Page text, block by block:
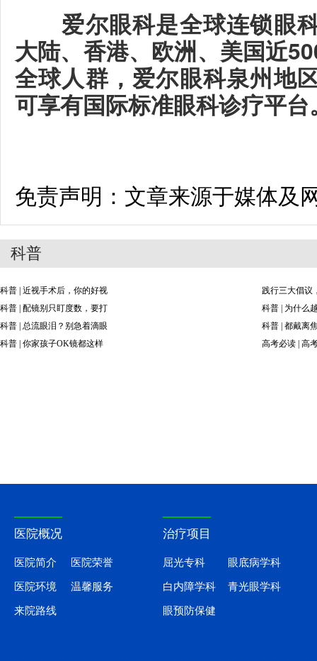
爱尔眼科是全球连锁眼
大陆、香港、欧洲、美国近
全球人群，爱尔眼科泉州地
可享有国际标准眼科诊疗平台
免责声明：文章来源于媒体及
科普
科普 | 近视手术后，你的好视
践行三大倡议
科普 | 配镜别只盯度数，要打
科普 | 为什么
科普 | 总流眼泪？别急着滴眼
科普 | 都戴离
科普 | 你家孩子OK镜都这样
高考必读 | 高
医院概况
医院简介 医院荣誉
医院环境 温馨服务
来院路线
治疗项目
屈光专科 眼底病学科
白内障学科 青光眼学科
眼预防保健